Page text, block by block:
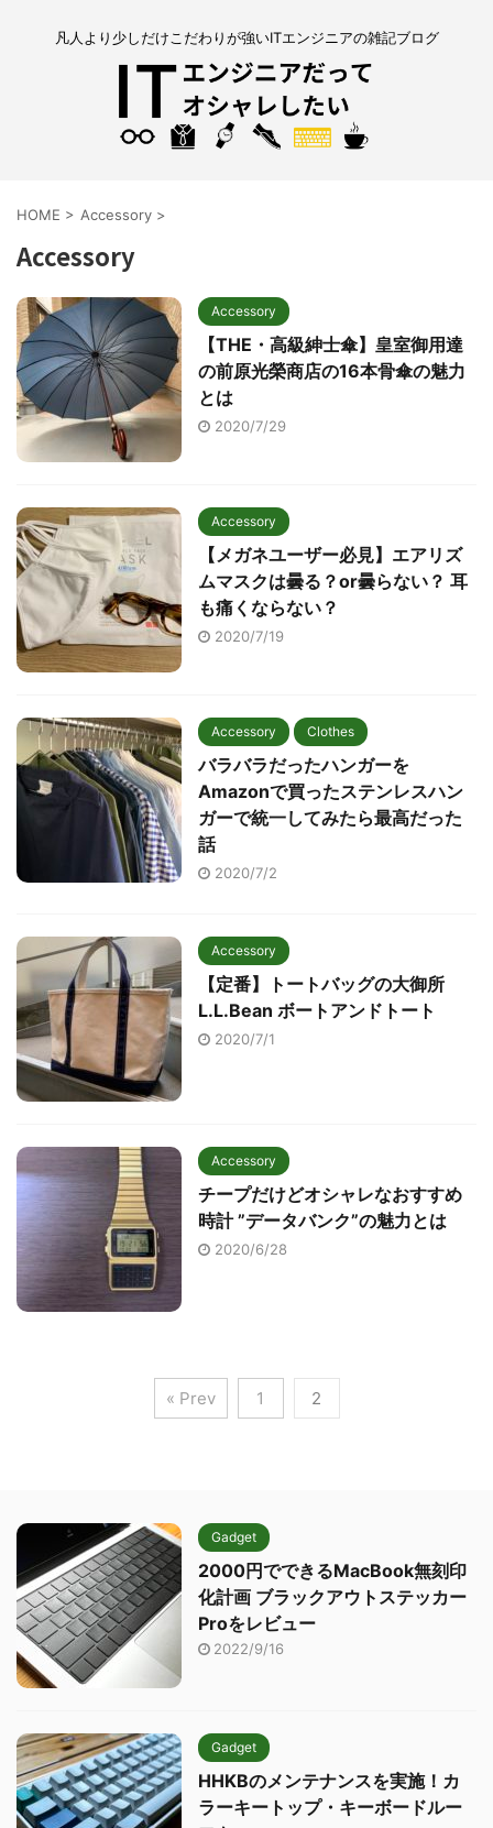
凡人より少しだけこだわりが強いITエンジニアの雑記ブログ
HOME > Accessory >
Accessory
Accessory
【THE・高級紳士傘】皇室御用達
の前原光榮商店の16本骨傘の魅力
とは
2020/7/29
Accessory
【メガネユーザー必見】エアリズ
ムマスクは曇る？or曇らない？ 耳
も痛くならない？
2020/7/19
Accessory Clothes
バラバラだったハンガーを
Amazonで買ったステンレスハン
ガーで統一してみたら最高だった
話
2020/7/2
Accessory
【定番】トートバッグの大御所
L.L.Bean ボートアンドトート
2020/7/1
Accessory
チープだけどオシャレなおすすめ
時計 ”データバンク”の魅力とは
2020/6/28
« Prev 1 2
Gadget
2000円でできるMacBook無刻印
化計画 ブラックアウトステッカー
Proをレビュー
2022/9/16
Gadget
HHKBのメンテナンスを実施！カ
ラーキートップ・キーボードルー